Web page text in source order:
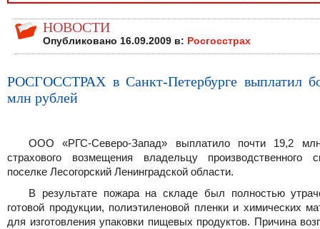
НОВОСТИ
Опубликовано 16.09.2009 в: Росгосстрах
РОСГОССТРАХ в Санкт-Петербурге выплатил
млн рублей
ООО «РГС-Северо-Запад» выплатило почти 19,2
страхового возмещения владельцу производственного
поселке Лесогорский Ленинградской области.
В результате пожара на складе был полностью
готовой продукции, полиэтиленовой пленки и химических
для изготовления упаковки пищевых продуктов. Причина